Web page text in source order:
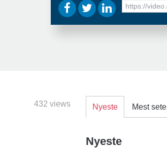
URL
to
432 views Nyeste Mest sete
Nyeste